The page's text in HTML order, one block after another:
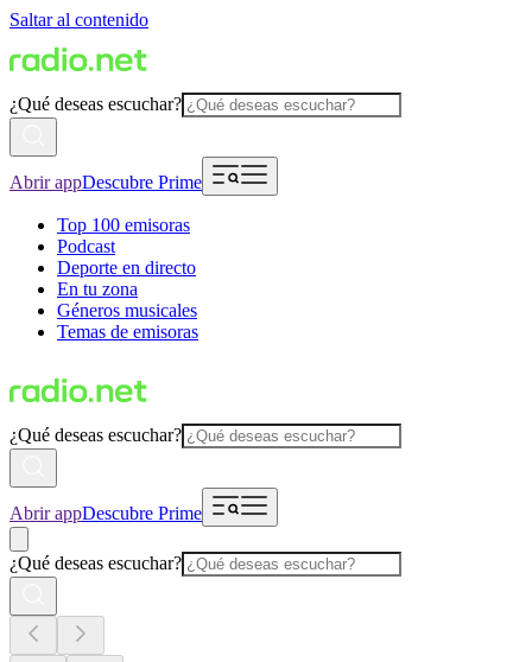
Saltar al contenido
¿Qué deseas escuchar?
Abrir appDescubre Prime
Top 100 emisoras
Podcast
Deporte en directo
En tu zona
Géneros musicales
Temas de emisoras
¿Qué deseas escuchar?
Abrir appDescubre Prime
¿Qué deseas escuchar?